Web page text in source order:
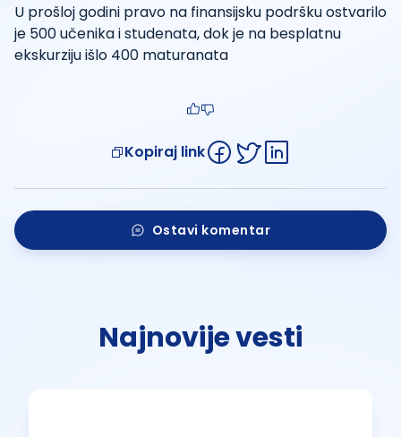
U prošloj godini pravo na finansijsku podršku ostvarilo
je 500 učenika i studenata, dok je na besplatnu
ekskurziju išlo 400 maturanata
Kopiraj link
Ostavi komentar
Najnovije vesti